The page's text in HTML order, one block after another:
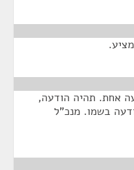
אחת. תהיה הודעה,
בשמו. מנכ"ל